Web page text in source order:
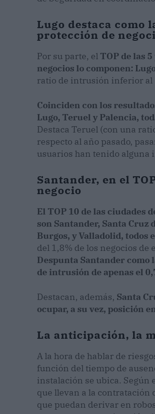
Lugo destaca como
protección de
Por su parte, elTOP de las
negocios lo componen:
ratio de intrusión inferior al
Coinciden con los
Lugo, Teruel y Palencia,
Destaca Teruel (con una
respecto al año pasado,
usuarios han tenido alguna
Santander, en el
negocio
El TOP 10 de las ciudades
son Santander, Santa Cruz
Burgos, y Valladolid,
del 1,8% de los negocios
Despunta Santander como
de intrusión de apenas el
Destacan, además, Santa
ocupar, a su vez, posición
La anticipación, la
A la hora de hablar de
función del tiempo de
instalación se ubica. Según
que llevan a la
que puedan derivar en